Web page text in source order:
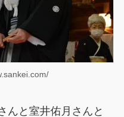
んと室井佑月さんと